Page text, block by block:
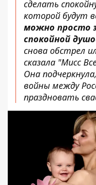
сделать
которой будут
можно просто
спокойной
снова обстрел
сказала "Мисс
Она
войны между
праздновать